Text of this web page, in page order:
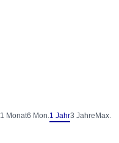
1 Monat6 Mon.1 Jahr3 Jahre Max.